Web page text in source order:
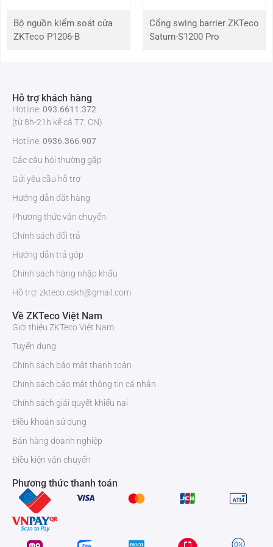
Bộ nguồn kiểm soát cửa
ZKTeco P1206-B
Cổng swing barrier ZKTeco
Saturn-S1200 Pro
Hỗ trợ khách hàng
Hotline: 093.6611.372
(từ 8h-21h kể cả T7, CN)
Hotline: 0936.366.907
Các câu hỏi thường gặp
Gửi yêu cầu hỗ trợ
Hướng dẫn đặt hàng
Phương thức vận chuyển
Chính sách đổi trả
Hướng dẫn trả góp
Chính sách hàng nhập khẩu
Hỗ trợ: zkteco.cskh@gmail.com
Về ZKTeco Việt Nam
Giới thiệu ZKTeco Việt Nam
Tuyển dụng
Chính sách bảo mật thanh toán
Chính sách bảo mật thông tin cá nhân
Chính sách giải quyết khiếu nại
Điều khoản sử dụng
Bán hàng doanh nghiệp
Điều kiện vận chuyển
Phương thức thanh toán